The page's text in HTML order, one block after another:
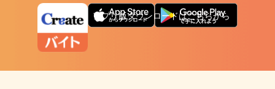
アプリ版ダウンロードはこちらから